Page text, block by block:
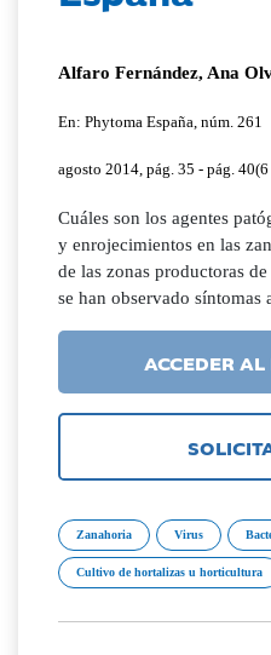
Alfaro Fernández, Ana
En: Phytoma España, núm. 261
agosto 2014, pág. 35 - pág. 40(6
Cuáles son los agentes
y enrojecimientos en las
de las zonas productoras
se han observado síntomas
ACCEDER
Zanahoria Virus
Cultivo de hortalizas u horticultura